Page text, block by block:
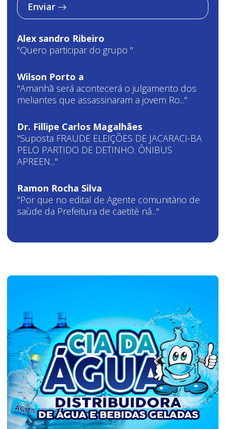
Enviar
Alex sandro Ribeiro
"Quero participar do grupo "
Wilson Porto a
"Amanhã será acontecerá o julgamento dos
meliantes que assassinaram a jovem Ro..."
Dr. Fillipe Carlos Magalhães
"Suposta FRAUDE ELEIÇÕES DE JACARACI-BA
PELO PARTIDO DE DETINHO. ÔNIBUS
APREEN..."
Ramon Rocha Silva
"Por que no edital de Agente comunitàrio de
saùde da Prefeitura de caetitè nâ..."